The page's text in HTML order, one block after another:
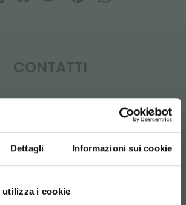
Dettagli Informazioni sui cookie
i cookie
CONTATTI
Whatsapp
Richiedi informazioni